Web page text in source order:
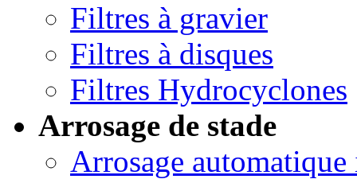
Filtres à gravier
Filtres à disques
Filtres Hydrocyclones
Arrosage de stade
Arrosage automatique